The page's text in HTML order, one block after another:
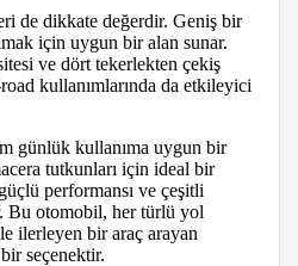
de dikkate değerdir. Geniş bir
için uygun bir alan sunar.
ve dört tekerlekten çekiş
kullanımlarında da etkileyici
günlük kullanıma uygun bir
tutkunları için ideal bir
performansı ve çeşitli
Bu otomobil, her türlü yol
ilerleyen bir araç arayan
seçenektir.